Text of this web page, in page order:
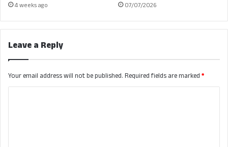
4 weeks ago 07/07/2026
Leave a Reply
Your email address will not be published. Required fields are marked *